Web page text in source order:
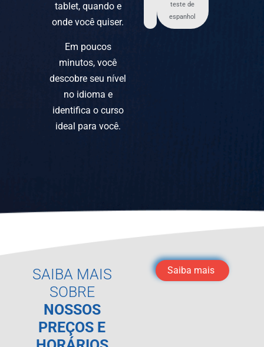
tablet, quando e
onde você quiser.
Em poucos
minutos, você
descobre seu nível
no idioma e
identifica o curso
ideal para você.
teste de
espanhol
SAIBA MAIS
SOBRE
NOSSOS
PREÇOS E
Saiba mais